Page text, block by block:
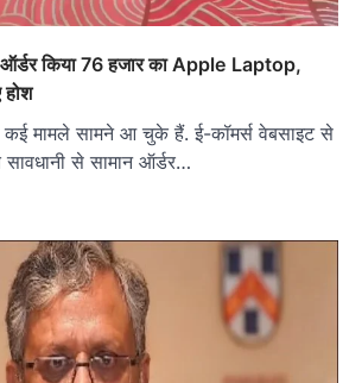
किया 76 हजार का Apple Laptop,
होश
मामले सामने आ चुके हैं. ई-कॉमर्स वेबसाइट से
से सामान ऑर्डर…